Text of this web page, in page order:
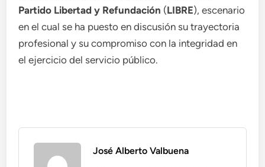
Partido Libertad y Refundación (LIBRE), escenario
en el cual se ha puesto en discusión su trayectoria
profesional y su compromiso con la integridad en
el ejercicio del servicio público.
José Alberto Valbuena